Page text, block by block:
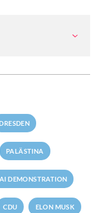
PALÄSTINA
DEMONSTRATION
CDU ELON MUSK